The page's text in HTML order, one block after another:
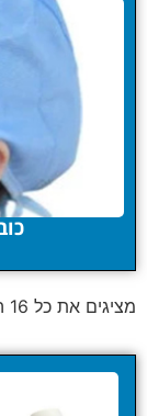
מציגים את כל ⁦16⁩ התוצאות